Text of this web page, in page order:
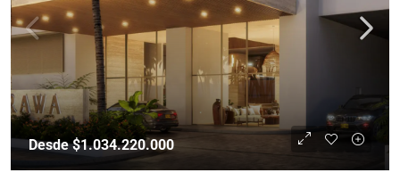
Desde $1.034.220.000